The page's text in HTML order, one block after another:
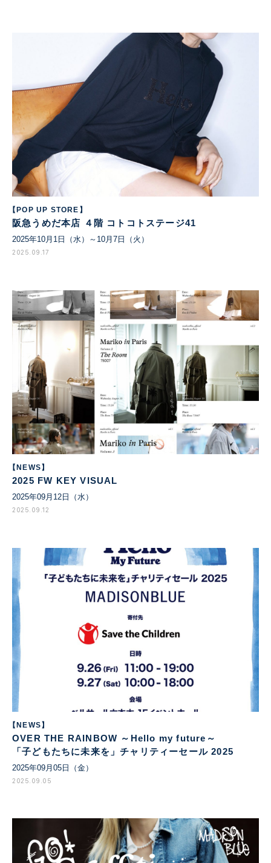
【POP UP STORE】
阪急うめだ本店 ４階 コトコトステージ41
2025年10月1日（水）～10月7日（火）
2025.09.17
【NEWS】
2025 FW KEY VISUAL
2025年09月12日（水）
2025.09.12
【NEWS】
OVER THE RAINBOW ～Hello my future～
「子どもたちに未来を」チャリティーセール 2025
2025年09月05日（金）
2025.09.05